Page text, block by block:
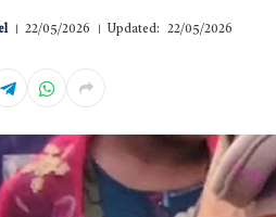
22/05/2026 Updated: 22/05/2026